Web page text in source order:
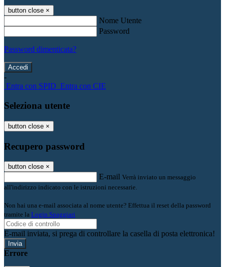
button close ×
Nome Utente
Password
Password dimenticata?
-
Entra con SPID Entra con CIE
Seleziona utente
button close ×
Recupero password
button close ×
E-mail Verrà inviato un messaggio
all'indirizzo indicato con le istruzioni necessarie.
Non hai una e-mail associata al nome utente? Effettua il reset della password
tramite la Login Spaggiari
E-mail inviata, si prega di controllare la casella di posta elettronica!
Errore